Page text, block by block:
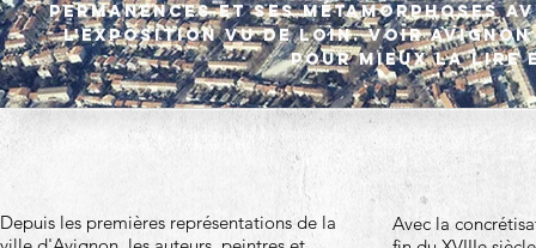
permanences et ses métamorphoses
l'exposition Vu de loin.​ Voir
pour mieux la lire
Depuis les premières représentations de la
Avec la